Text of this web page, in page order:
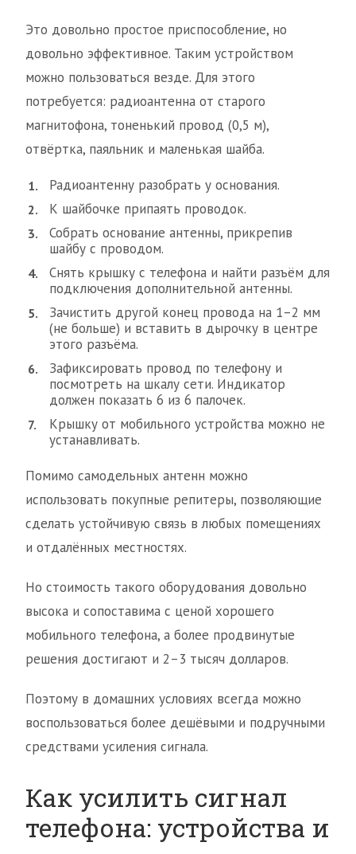
Это довольно простое приспособление, но
довольно эффективное. Таким устройством
можно пользоваться везде. Для этого
потребуется: радиоантенна от старого
магнитофона, тоненький провод (0,5 м),
отвёртка, паяльник и маленькая шайба.
Радиоантенну разобрать у основания.
К шайбочке припаять проводок.
Собрать основание антенны, прикрепив
шайбу с проводом.
Снять крышку с телефона и найти разъём для
подключения дополнительной антенны.
Зачистить другой конец провода на 1–2 мм
(не больше) и вставить в дырочку в центре
этого разъёма.
Зафиксировать провод по телефону и
посмотреть на шкалу сети. Индикатор
должен показать 6 из 6 палочек.
Крышку от мобильного устройства можно не
устанавливать.
Помимо самодельных антенн можно
использовать покупные репитеры, позволяющие
сделать устойчивую связь в любых помещениях
и отдалённых местностях.
Но стоимость такого оборудования довольно
высока и сопоставима с ценой хорошего
мобильного телефона, а более продвинутые
решения достигают и 2–3 тысяч долларов.
Поэтому в домашних условиях всегда можно
воспользоваться более дешёвыми и подручными
средствами усиления сигнала.
Как усилить сигнал
телефона: устройства и